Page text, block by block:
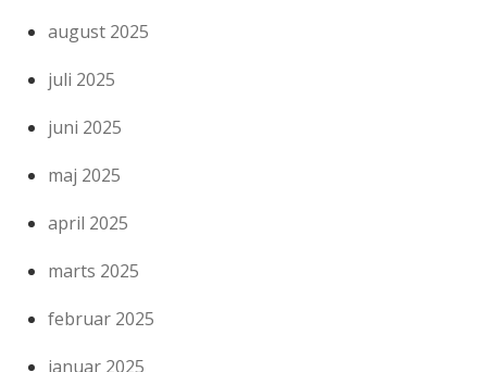
august 2025
juli 2025
juni 2025
maj 2025
april 2025
marts 2025
februar 2025
januar 2025